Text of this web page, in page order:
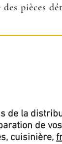
pièces
de la
de
cuisinière,